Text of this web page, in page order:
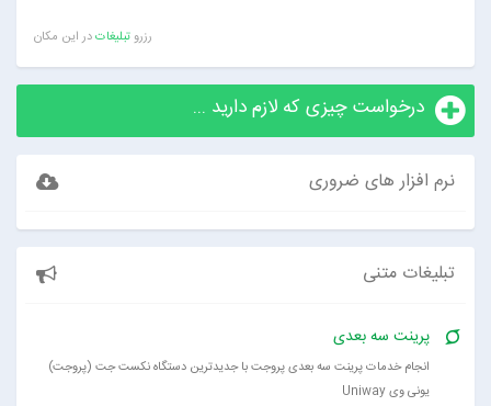
رزروتبلیغاتدر این مکان
درخواست چیزی که لازم دارید ...
نرم افزار های ضروری
تبلیغات متنی
پرینت سه بعدی
انجام خدمات پرینت سه بعدی پروجت با جدیدترین دستگاه نکست جت (پروجت)
یونی وی Uniway